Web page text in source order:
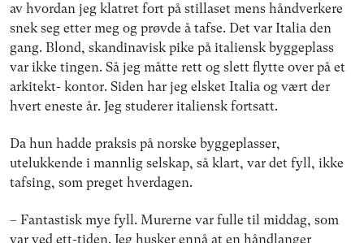
av hvordan jeg klatret fort på stillaset mens håndverkere
snek seg etter meg og prøvde å tafse. Det var Italia den
gang. Blond, skandinavisk pike på italiensk byggeplass
var ikke tingen. Så jeg måtte rett og slett flytte over på et
arkitekt- kontor. Siden har jeg elsket Italia og vært der
hvert eneste år. Jeg studerer italiensk fortsatt.
Da hun hadde praksis på norske byggeplasser,
utelukkende i mannlig selskap, så klart, var det fyll, ikke
tafsing, som preget hverdagen.
– Fantastisk mye fyll. Murerne var fulle til middag, som
var ved ett-tiden. Jeg husker ennå at en håndlanger